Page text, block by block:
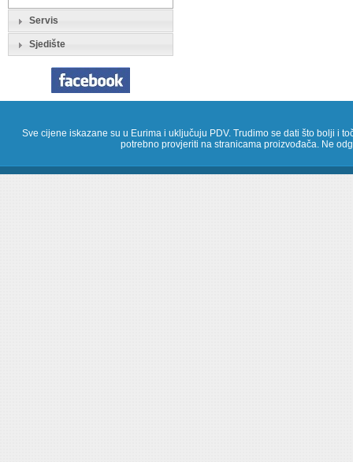
Servis
Sjedište
Sve cijene iskazane su u Eurima i uključuju PDV. Trudimo se dati što bolji i
potrebno provjeriti na stranicama proizvođača. Ne